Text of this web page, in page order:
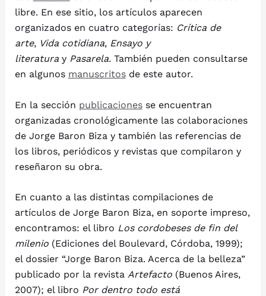
libre. En ese sitio, los artículos aparecen
organizados en cuatro categorías: Crítica de
arte, Vida cotidiana, Ensayo y
literaturay Pasarela.También pueden consultarse
en algunos manuscritosde este autor.
En la sección publicacionesse encuentran
organizadas cronológicamente las colaboraciones
de Jorge Baron Biza y también las referencias de
los libros, periódicos y revistas que compilaron y
reseñaron su obra.
En cuanto a las distintas compilaciones de
artículos de Jorge Baron Biza, en soporte impreso,
encontramos: el libro Los cordobeses de fin del
milenio(Ediciones del Boulevard, Córdoba, 1999);
el dossier “Jorge Baron Biza. Acerca de la belleza”
publicado por la revista Artefacto(Buenos Aires,
2007); el libro Por dentro todo está